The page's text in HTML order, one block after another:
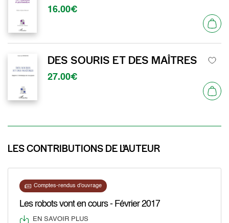
16.00€
DES SOURIS ET DES MAÎTRES
27.00€
LES CONTRIBUTIONS DE L’AUTEUR
Comptes-rendus d'ouvrage
Les robots vont en cours - Février 2017
EN SAVOIR PLUS